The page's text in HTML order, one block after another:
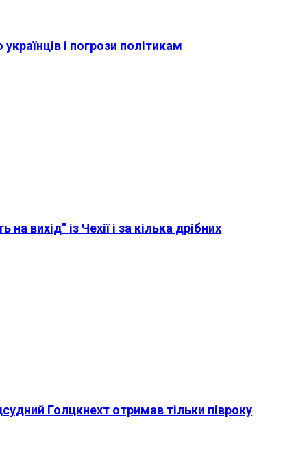
і погрози політикам
вихід” із Чехії і за кілька дрібних
Голцкнехт отримав тільки півроку